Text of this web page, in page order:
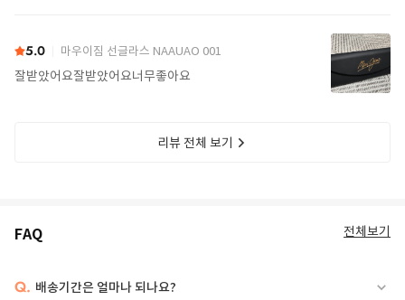
5.0 마우이짐 선글라스 NAAUAO 001
잘받았어요잘받았어요너무좋아요
리뷰 전체 보기
FAQ 전체보기
Q. 배송기간은 얼마나 되나요?